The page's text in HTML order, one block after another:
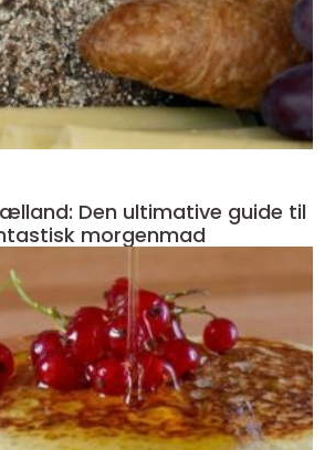
Den ultimative guide til
morgenmad